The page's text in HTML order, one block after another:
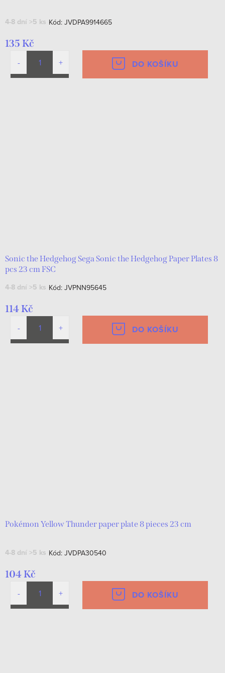
4-8 dní >5 ks Kód: JVDPA9914665
135 Kč
DO KOŠÍKU
Sonic the Hedgehog Sega Sonic the Hedgehog Paper Plates 8
pcs 23 cm FSC
4-8 dní >5 ks Kód: JVPNN95645
114 Kč
DO KOŠÍKU
Pokémon Yellow Thunder paper plate 8 pieces 23 cm
4-8 dní >5 ks Kód: JVDPA30540
104 Kč
DO KOŠÍKU